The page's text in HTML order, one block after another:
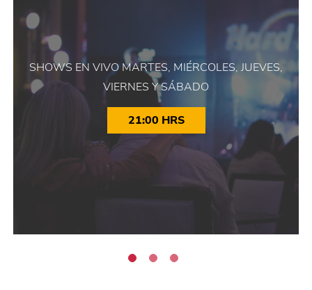
SHOWS EN VIVO MARTES, MIÉRCOLES, JUEVES,
VIERNES Y SÁBADO
21:00 HRS